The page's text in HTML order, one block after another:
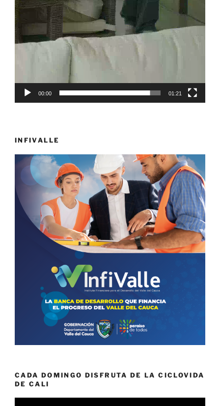
00:00 01:21
INFIVALLE
CADA DOMINGO DISFRUTA DE LA CICLOVIDA
DE CALI